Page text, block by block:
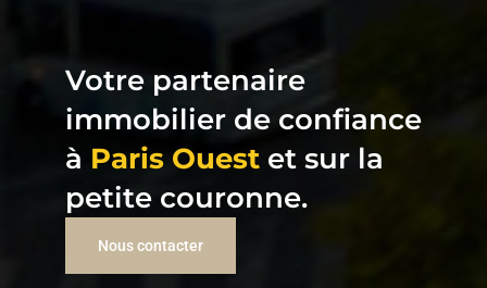
Votre partenaire
immobilier de confiance
à Paris Ouest et sur la
petite couronne.
Nous contacter